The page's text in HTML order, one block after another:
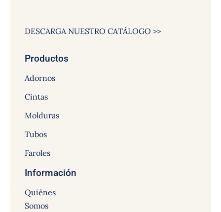
DESCARGA NUESTRO CATÁLOGO >>
Productos
Adornos
Cintas
Molduras
Tubos
Faroles
Información
Quiénes
Somos